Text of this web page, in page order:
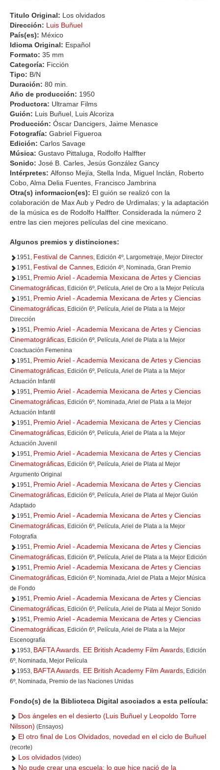
Titulo Original: Los olvidados
Dirección: Luis Buñuel
País(es): México
Idioma Original: Español
Formato: 35 mm
Categoría: Ficción
Tipo: B/N
Duración: 80 min.
Año de producción: 1950
Productora: Ultramar Films
Guión: Luis Buñuel, Luis Alcoriza
Producción: Óscar Dancigers, Jaime Menasce
Fotografía: Gabriel Figueroa
Edición: Carlos Savage
Música: Gustavo Pittaluga, Rodolfo Halffter
Sonido: José B. Carles, Jesús González Gancy
Intérpretes: Alfonso Mejía, Stella Inda, Miguel Inclán, Roberto
Cobo, Alma Delia Fuentes, Francisco Jambrina
Otra(s) informacion(es): El guión se realizó con la
colaboración de Max Aub y Pedro de Urdimalas; y la adaptación
de la música es de Rodolfo Halffter. Considerada la número 2
entre las cien mejores películas del cine mexicano.
Algunos premios y distinciones:
1951, Festival de Cannes, Edición 4º, Largometraje, Mejor Director
1951, Festival de Cannes, Edición 4º, Nominada, Gran Premio
1951, Premio Ariel - Academia Mexicana de Artes y Ciencias
Cinematográficas, Edición 6º, Película, Ariel de Oro a la Mejor Película
1951, Premio Ariel - Academia Mexicana de Artes y Ciencias
Cinematográficas, Edición 6º, Película, Ariel de Plata a la Mejor
Dirección
1951, Premio Ariel - Academia Mexicana de Artes y Ciencias
Cinematográficas, Edición 6º, Película, Ariel de Plata a la Mejor
Coactuación Femenina
1951, Premio Ariel - Academia Mexicana de Artes y Ciencias
Cinematográficas, Edición 6º, Película, Ariel de Plata a la Mejor
Actuación Infantil
1951, Premio Ariel - Academia Mexicana de Artes y Ciencias
Cinematográficas, Edición 6º, Nominada, Ariel de Plata a la Mejor
Actuación Infantil
1951, Premio Ariel - Academia Mexicana de Artes y Ciencias
Cinematográficas, Edición 6º, Película, Ariel de Plata a la Mejor
Actuación Juvenil
1951, Premio Ariel - Academia Mexicana de Artes y Ciencias
Cinematográficas, Edición 6º, Película, Ariel de Plata al Mejor
Argumento Original
1951, Premio Ariel - Academia Mexicana de Artes y Ciencias
Cinematográficas, Edición 6º, Película, Ariel de Plata al Mejor Guión
Adaptado
1951, Premio Ariel - Academia Mexicana de Artes y Ciencias
Cinematográficas, Edición 6º, Película, Ariel de Plata a la Mejor
Fotografía
1951, Premio Ariel - Academia Mexicana de Artes y Ciencias
Cinematográficas, Edición 6º, Película, Ariel de Plata a la Mejor Edición
1951, Premio Ariel - Academia Mexicana de Artes y Ciencias
Cinematográficas, Edición 6º, Nominada, Ariel de Plata a Mejor Música
de Fondo
1951, Premio Ariel - Academia Mexicana de Artes y Ciencias
Cinematográficas, Edición 6º, Película, Ariel de Plata al Mejor Sonido
1951, Premio Ariel - Academia Mexicana de Artes y Ciencias
Cinematográficas, Edición 6º, Película, Ariel de Plata a la Mejor
Escenografía
1953, BAFTA Awards. EE British Academy Film Awards, Edición
6º, Nominada, Mejor Película
1953, BAFTA Awards. EE British Academy Film Awards, Edición
6º, Nominada, Premio de las Naciones Unidas
Fondo(s) de la Biblioteca Digital asociados a esta película:
Dos ángeles en el desierto (Luis Buñuel y Leopoldo Torre
Nilsson) (Ensayos)
El otro final de Los Olvidados, novedad en el ciclo de Buñuel
(recorte)
Los olvidados (video)
No pude crear una escuela; lo que hice nació de la